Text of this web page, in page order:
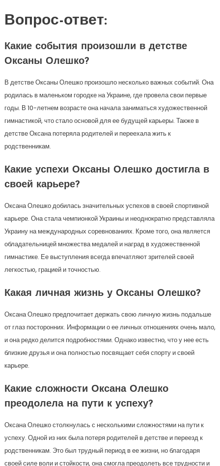
Вопрос-ответ:
Какие события произошли в детстве
Оксаны Олешко?
В детстве Оксаны Олешко произошло несколько важных событий. Она
родилась в маленьком городке на Украине, где провела свои первые
годы. В 10-летнем возрасте она начала заниматься художественной
гимнастикой, что стало основой для ее будущей карьеры. Также в
детстве Оксана потеряла родителей и переехала жить к
родственникам.
Какие успехи Оксаны Олешко достигла в
своей карьере?
Оксана Олешко добилась значительных успехов в своей спортивной
карьере. Она стала чемпионкой Украины и неоднократно представляла
Украину на международных соревнованиях. Кроме того, она является
обладательницей множества медалей и наград в художественной
гимнастике. Ее выступления всегда впечатляют зрителей своей
легкостью, грацией и точностью.
Какая личная жизнь у Оксаны Олешко?
Оксана Олешко предпочитает держать свою личную жизнь подальше
от глаз посторонних. Информации о ее личных отношениях очень мало,
и она редко делится подробностями. Однако известно, что у нее есть
близкие друзья и она полностью посвящает себя спорту и своей
карьере.
Какие сложности Оксана Олешко
преодолела на пути к успеху?
Оксана Олешко столкнулась с несколькими сложностями на пути к
успеху. Одной из них была потеря родителей в детстве и переезд к
родственникам. Это был трудный период в ее жизни, но благодаря
своей силе воли и стойкости, она смогла преодолеть все трудности и